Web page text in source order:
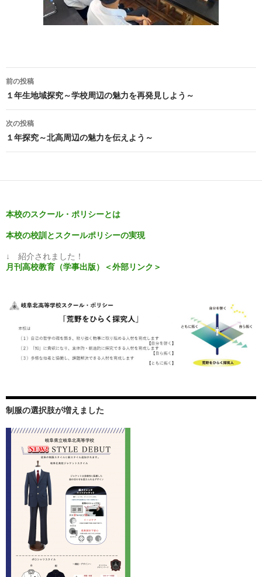
投
稿
ナ
ビ
ゲ
ー
ョ
ン
前の投稿
１年生地域探究～学校周辺の魅力を再発見しよう～
次の投稿
１年探究～北高周辺の魅力を伝えよう～
本校のスクール・ポリシーとは
本校の校訓とスクールポリシーの実現
↓ 紹介されました！
月刊高校教育（学事出版）＜外部リンク＞
制服の選択肢が増えました